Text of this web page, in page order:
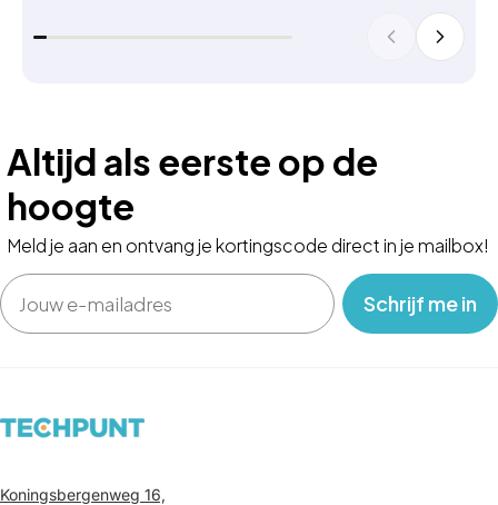
Altijd als eerste op de
hoogte
Meld je aan en ontvang je kortingscode direct in je mailbox!
Email
‎ ‎ ‎ Schrijf me in‎ ‎ ‎ ‎
Koningsbergenweg 16,